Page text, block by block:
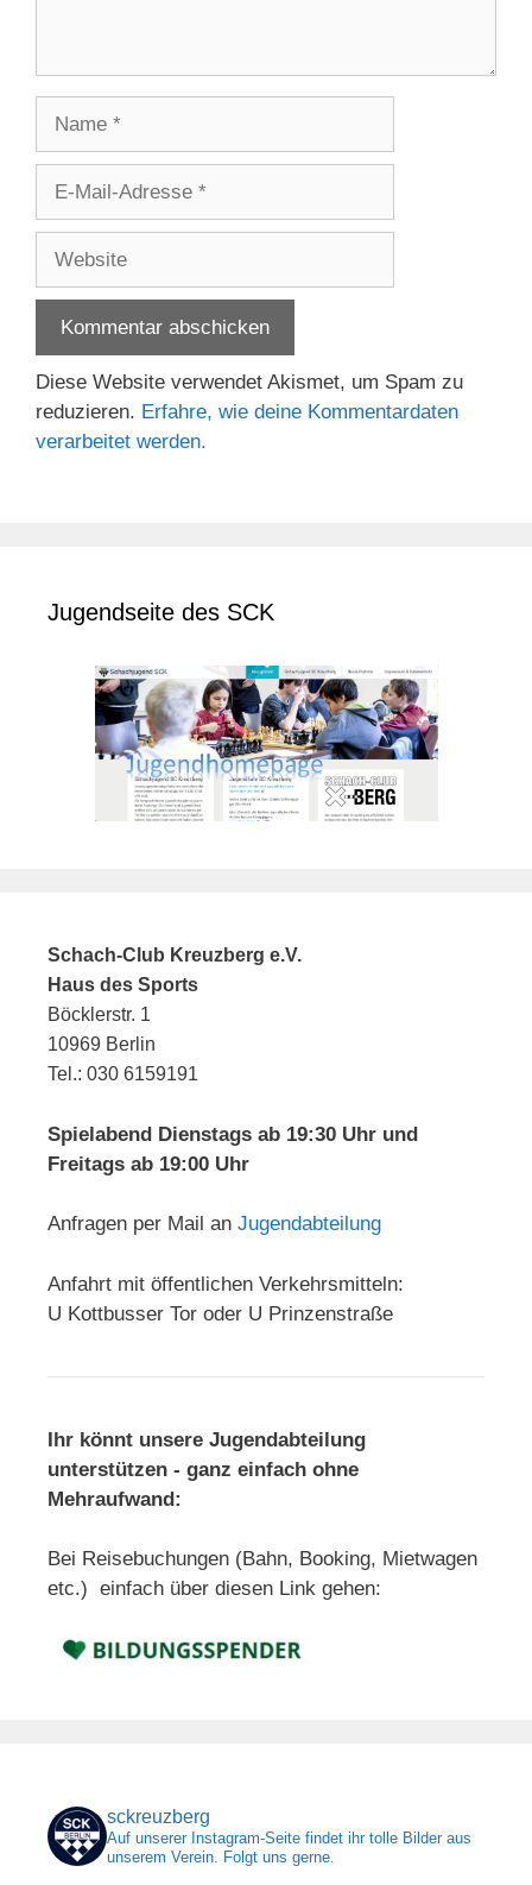
Adresse
Diese Website verwendet Akismet, um Spam zu
reduzieren. Erfahre, wie deine Kommentardaten
verarbeitet werden.
Jugendseite des SCK
Schach-Club Kreuzberg e.V.
Haus des Sports
Böcklerstr. 1
10969 Berlin
Tel.: 030 6159191
Spielabend Dienstags ab 19:30 Uhr und
Freitags ab 19:00 Uhr
Anfragen per Mail an Jugendabteilung
Anfahrt mit öffentlichen Verkehrsmitteln:
U Kottbusser Tor oder U Prinzenstraße
Ihr könnt unsere Jugendabteilung
unterstützen - ganz einfach ohne
Mehraufwand:
Bei Reisebuchungen (Bahn, Booking, Mietwagen
etc.) einfach über diesen Link gehen:
sckreuzberg
Auf unserer Instagram-Seite findet ihr tolle Bilder aus
unserem Verein. Folgt uns gerne.